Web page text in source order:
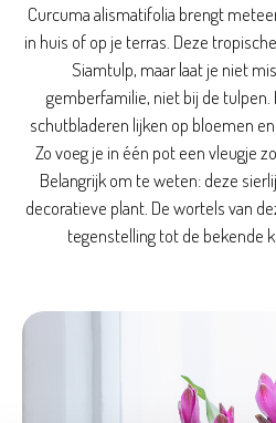
Curcuma alismatifolia brengt
in huis of op je terras. Deze
Siamtulp, maar laat je niet
gemberfamilie, niet bij de tulpen.
schutbladeren lijken op bloemen
Zo voeg je in één pot een vleugje
Belangrijk om te weten: deze
decoratieve plant. De wortels van
tegenstelling tot de bekende